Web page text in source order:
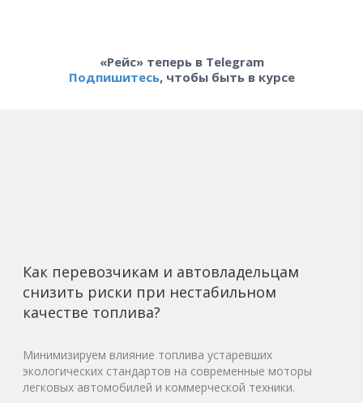
«Рейс» теперь в Telegram
Подпишитесь, чтобы быть в курсе
Как перевозчикам и автовладельцам
снизить риски при нестабильном
качестве топлива?
Минимизируем влияние топлива устаревших
экологических стандартов на современные моторы
легковых автомобилей и коммерческой техники.